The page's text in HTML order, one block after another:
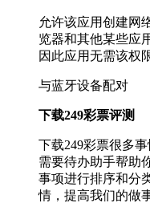
允许该应用创建网
览器和其他某些应
因此应用无需该权
与蓝牙设备配对
下载249彩票评测
下载249彩票很多
需要待办助手帮助
事项进行排序和分
情，提高我们的做